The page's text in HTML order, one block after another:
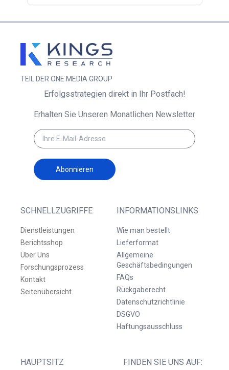
TEIL DER ONE MEDIA GROUP
SCHNELLZUGRIFFE
Dienstleistungen
Berichtsshop
Über Uns
Forschungsprozess
Kontakt
Seitenübersicht
INFORMATIONSLINKS
Wie man bestellt
Lieferformat
Allgemeine
Geschäftsbedingungen
FAQs
Rückgaberecht
Datenschutzrichtlinie
DSGVO
Haftungsausschluss
HAUPTSITZ FINDEN SIE UNS AUF:
Erfolgsstrategien direkt in Ihr Postfach!
Erhalten Sie Unseren Monatlichen Newsletter
Abonnieren